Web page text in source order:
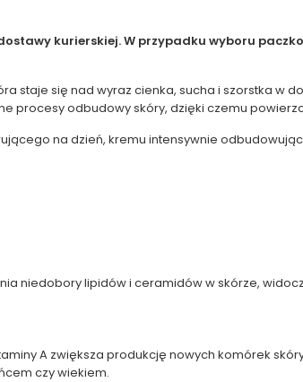
kurierskiej. W przypadku wyboru
staje się nad wyraz cienka, sucha i szorstka w
procesy odbudowy skóry, dzięki czemu
na dzień, kremu intensywnie
niedobory lipidów i ceramidów w skórze,
A zwiększa produkcję nowych komórek
czy wiekiem.